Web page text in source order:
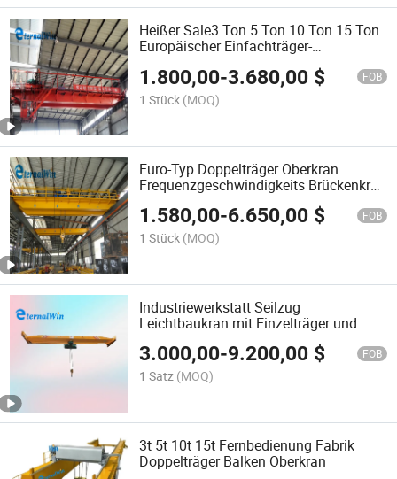
Heißer Sale3 Ton 5 Ton 10 Ton 15 Ton
Europäischer Einfachträger-
1.800,00-3.680,00 $ FOB
1 Stück (MOQ)
Euro-Typ Doppelträger Oberkran
Frequenzgeschwindigkeits Brückenkran
1.580,00-6.650,00 $ FOB
1 Stück (MOQ)
Industriewerkstatt Seilzug
Leichtbaukran mit Einzelträger und
Hebehaken 1000kg 3 Tonne 10t Preis
3.000,00-9.200,00 $ FOB
1 Satz (MOQ)
3t 5t 10t 15t Fernbedienung Fabrik
Doppelträger Balken Oberkran